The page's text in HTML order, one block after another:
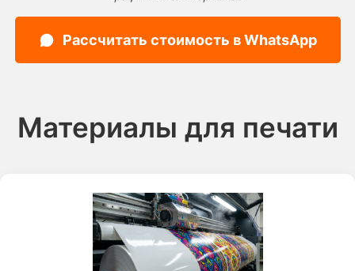
Рассчитать стоимость в WhatsApp
Материалы для печати